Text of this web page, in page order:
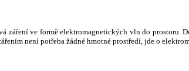
záření ve formě elektromagnetických vln do prostoru.
není potřeba žádné hmotné prostředí, jde o